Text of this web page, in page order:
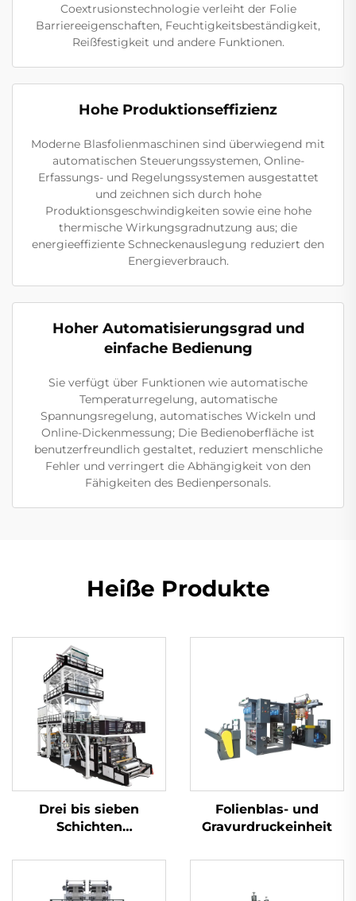
Coextrusionstechnologie verleiht der Folie
Barriereeigenschaften, Feuchtigkeitsbeständigkeit,
Reißfestigkeit und andere Funktionen.
Hohe Produktionseffizienz
Moderne Blasfolienmaschinen sind überwiegend mit
automatischen Steuerungssystemen, Online-
Erfassungs- und Regelungssystemen ausgestattet
und zeichnen sich durch hohe
Produktionsgeschwindigkeiten sowie eine hohe
thermische Wirkungsgradnutzung aus; die
energieeffiziente Schneckenauslegung reduziert den
Energieverbrauch.
Hoher Automatisierungsgrad und
einfache Bedienung
Sie verfügt über Funktionen wie automatische
Temperaturregelung, automatische
Spannungsregelung, automatisches Wickeln und
Online-Dickenmessung; Die Bedienoberfläche ist
benutzerfreundlich gestaltet, reduziert menschliche
Fehler und verringert die Abhängigkeit von den
Fähigkeiten des Bedienpersonals.
Heiße Produkte
Drei bis sieben
Schichten
Zugdrehfilmblasmaschinen-
Set
Folienblas- und
Gravurdruckeinheit